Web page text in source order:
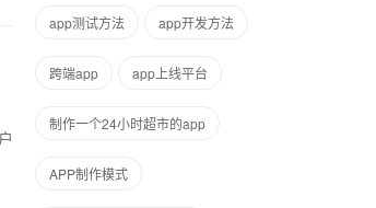
app测试方法 app开发方法
跨端app app上线平台
制作一个24小时超市的app
APP制作模式